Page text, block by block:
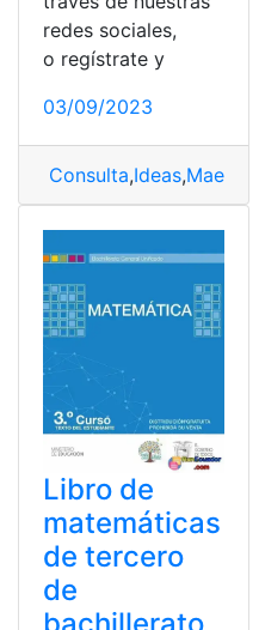
redes sociales,
o regístrate y
03/09/2023
Consulta,Ideas,Maestros
Libro de
matemáticas
de tercero
de